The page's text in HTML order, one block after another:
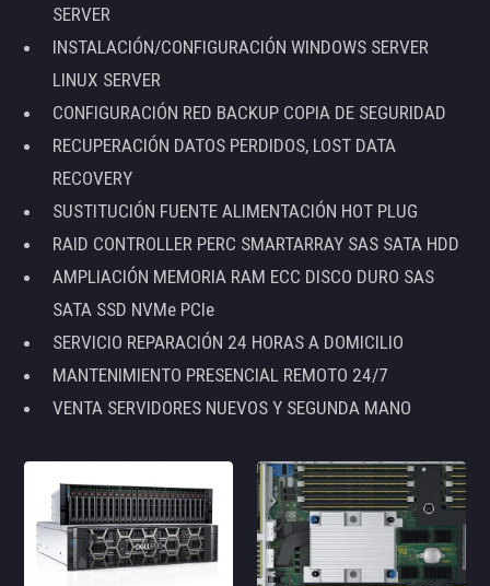
SERVER
INSTALACIÓN/CONFIGURACIÓN WINDOWS SERVER
LINUX SERVER
CONFIGURACIÓN RED BACKUP COPIA DE SEGURIDAD
RECUPERACIÓN DATOS PERDIDOS, LOST DATA
RECOVERY
SUSTITUCIÓN FUENTE ALIMENTACIÓN HOT PLUG
RAID CONTROLLER PERC SMARTARRAY SAS SATA HDD
AMPLIACIÓN MEMORIA RAM ECC DISCO DURO SAS
SATA SSD NVMe PCIe
SERVICIO REPARACIÓN 24 HORAS A DOMICILIO
MANTENIMIENTO PRESENCIAL REMOTO 24/7
VENTA SERVIDORES NUEVOS Y SEGUNDA MANO